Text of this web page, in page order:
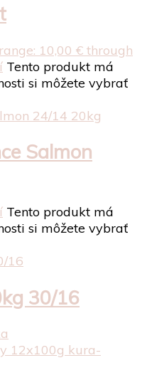
10,00 € through
Tento produkt má
si môžete vybrať
Salmon
Tento produkt má
si môžete vybrať
30/16